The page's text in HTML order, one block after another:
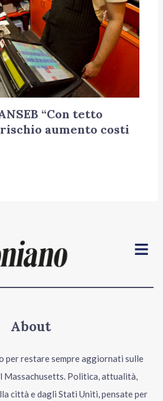
“Con tetto
aumento costi
Menu
About
per restare sempre aggiornati sulle
Massachusetts. Politica, attualità,
città e dagli Stati Uniti, pensate per